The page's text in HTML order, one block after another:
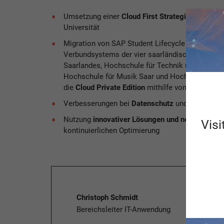
Umsetzung einer Cloud First Strategie
mit der
Universität
Migration von SAP Student Lifecycle
Verbundsystems der vier saarländischen
Saarlandes, Hochschule für Technik und
Hochschule für Musik Saar und Hochschule der
die Cloud Private Edition mithilfe von
Verbesserungen bei Datenschutz und
Nutzung innovativer Lösungen und neuer
kontinuierlichen Optimierung
Christoph Schmidt
Bereichsleiter IT-Anwendung